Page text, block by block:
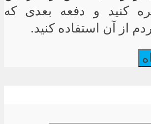
کنید و دفعه بعدی که
از آن استفاده کنید.